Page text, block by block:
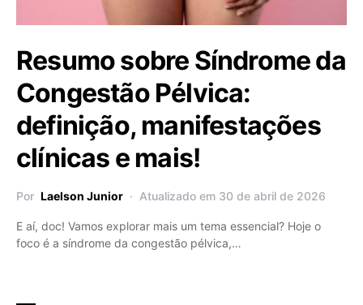
Resumo sobre Síndrome da
Congestão Pélvica:
definição, manifestações
clínicas e mais!
Por Laelson Junior Atualizado em 30 de abril de 2026
E aí, doc! Vamos explorar mais um tema essencial? Hoje o
foco é a síndrome da congestão pélvica,…